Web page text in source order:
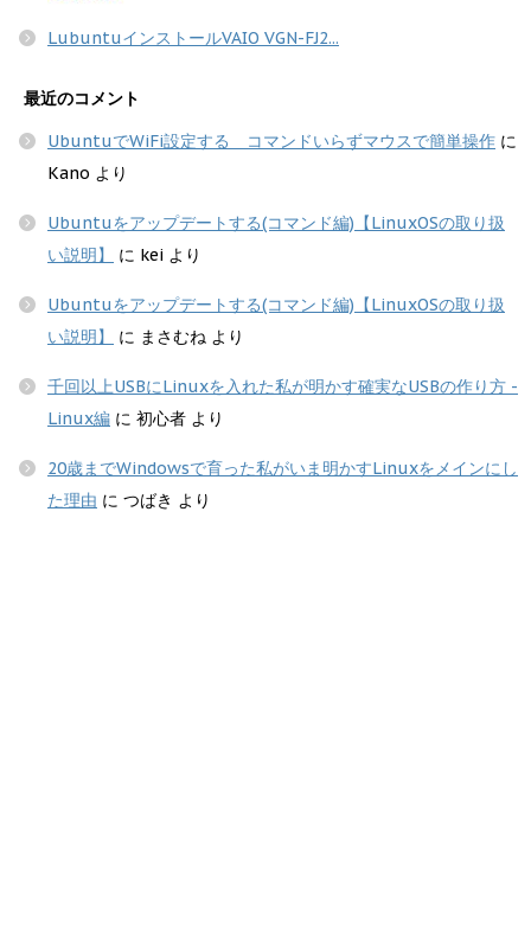
LubuntuインストールVAIO VGN-FJ2...
最近のコメント
UbuntuでWiFi設定する コマンドいらずマウスで簡単操作 に
Kano より
Ubuntuをアップデートする(コマンド編)【LinuxOSの取り扱
い説明】
に kei より
Ubuntuをアップデートする(コマンド編)【LinuxOSの取り扱
い説明】
に まさむね より
千回以上USBにLinuxを入れた私が明かす確実なUSBの作り方 -
Linux編 に 初心者 より
20歳までWindowsで育った私がいま明かすLinuxをメインにし
た理由 に つばき より